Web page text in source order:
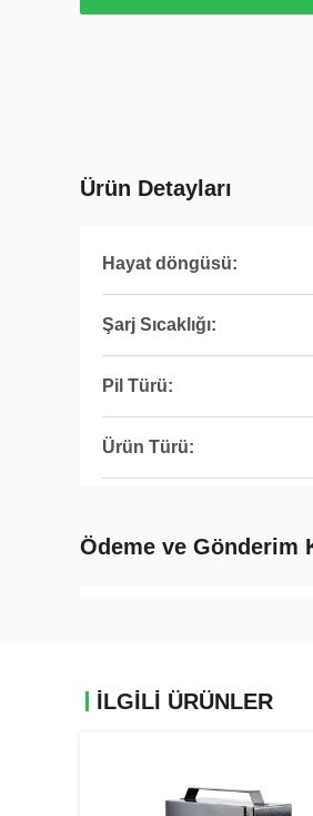
Ürün Detayları
Hayat döngüsü:
Şarj Sıcaklığı:
Pil Türü:
Ürün Türü:
Ödeme ve Gönderim
İLGİLİ ÜRÜNLER